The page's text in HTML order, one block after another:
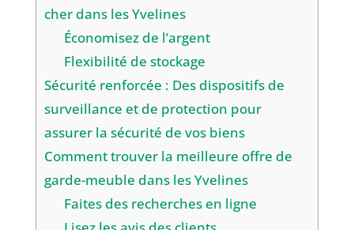
cher dans les Yvelines
Économisez de l’argent
Flexibilité de stockage
Sécurité renforcée : Des dispositifs de
surveillance et de protection pour
assurer la sécurité de vos biens
Comment trouver la meilleure offre de
garde-meuble dans les Yvelines
Faites des recherches en ligne